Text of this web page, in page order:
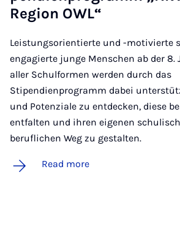
Re­gion OWL“
Leistungsorientierte und -motivierte
engagierte junge Menschen ab der 8.
aller Schulformen werden durch das
Stipendienprogramm dabei
und Potenziale zu entdecken, diese
entfalten und ihren eigenen
beruflichen Weg zu gestalten.
Read more